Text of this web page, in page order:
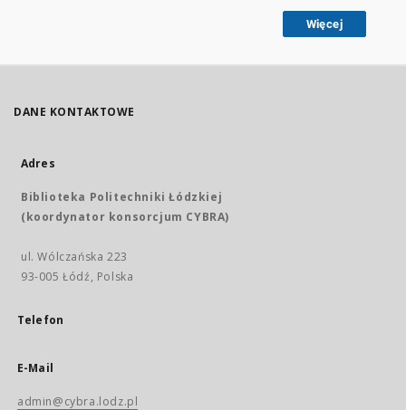
Więcej
DANE KONTAKTOWE
Adres
Biblioteka Politechniki Łódzkiej
(koordynator konsorcjum CYBRA)
ul. Wólczańska 223
93-005 Łódź, Polska
Telefon
E-Mail
admin@cybra.lodz.pl